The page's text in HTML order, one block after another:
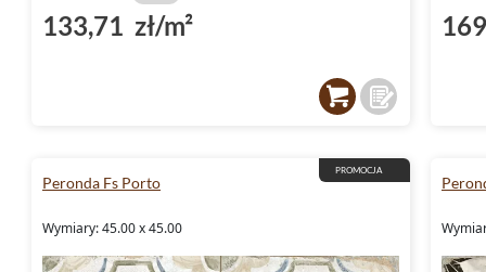
133,71 zł/m²
PROMOCJA
Peronda Fs Porto
Wymiary: 45.00 x 45.00